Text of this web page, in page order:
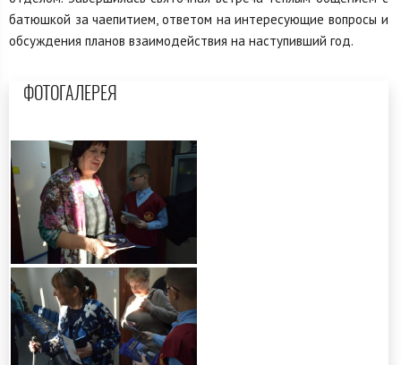
батюшкой за чаепитием, ответом на интересующие вопросы и
обсуждения планов взаимодействия на наступивший год.
ФОТОГАЛЕРЕЯ